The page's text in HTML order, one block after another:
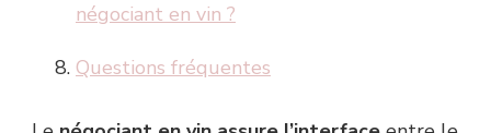
négociant en vin ?
Questions fréquentes